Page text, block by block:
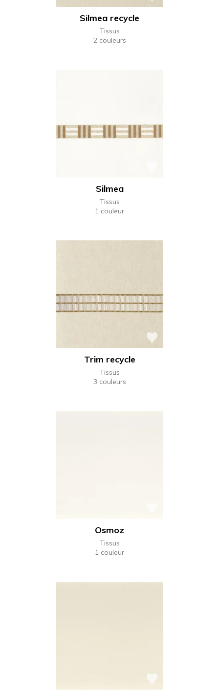
Silmea recycle
Tissus
2 couleurs
Silmea
Tissus
1 couleur
Trim recycle
Tissus
3 couleurs
Osmoz
Tissus
1 couleur